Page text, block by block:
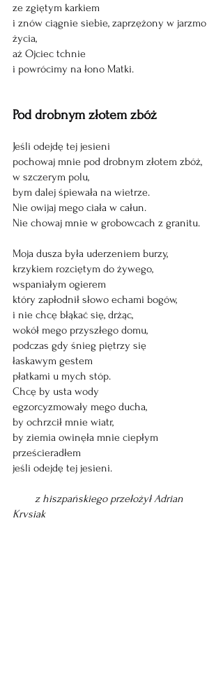
ze zgiętym karkiem
i znów ciągnie siebie, zaprzężony w jarzmo
życia,
aż Ojciec tchnie
i powrócimy na łono Matki.
Pod drobnym złotem zbóż
Jeśli odejdę tej jesieni
pochowaj mnie pod drobnym złotem zbóż,
w szczerym polu,
bym dalej śpiewała na wietrze.
Nie owijaj mego ciała w całun.
Nie chowaj mnie w grobowcach z granitu.
Moja dusza była uderzeniem burzy,
krzykiem rozciętym do żywego,
wspaniałym ogierem
który zapłodnił słowo echami bogów,
i nie chcę błąkać się, drżąc,
wokół mego przyszłego domu,
podczas gdy śnieg piętrzy się
łaskawym gestem
płatkami u mych stóp.
Chcę by usta wody
egzorcyzmowały mego ducha,
by ochrzcił mnie wiatr,
by ziemia owinęła mnie ciepłym
prześcieradłem
jeśli odejdę tej jesieni.
Krysiak